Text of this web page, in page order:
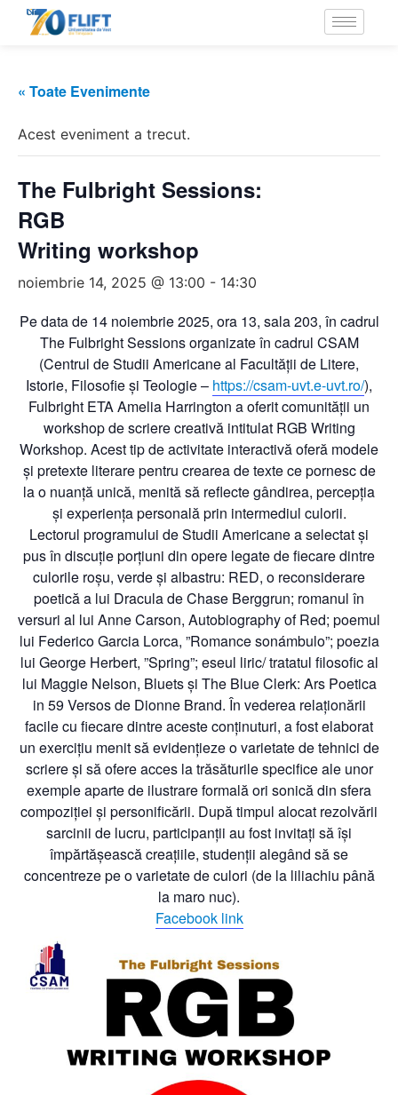
« Toate Evenimente
Acest eveniment a trecut.
The Fulbright Sessions:
RGB
Writing workshop
noiembrie 14, 2025 @ 13:00 - 14:30
Pe data de 14 noiembrie 2025, ora 13, sala 203, în cadrul
The Fulbright Sessions organizate în cadrul CSAM
(Centrul de Studii Americane al Facultății de Litere,
Istorie, Filosofie și Teologie – https://csam-uvt.e-uvt.ro/),
Fulbright ETA Amelia Harrington a oferit comunității un
workshop de scriere creativă intitulat RGB Writing
Workshop. Acest tip de activitate interactivă oferă modele
și pretexte literare pentru crearea de texte ce pornesc de
la o nuanță unică, menită să reflecte gândirea, percepția
și experiența personală prin intermediul culorii.
Lectorul programului de Studii Americane a selectat și
pus în discuție porțiuni din opere legate de fiecare dintre
culorile roșu, verde și albastru: RED, o reconsiderare
poetică a lui Dracula de Chase Berggrun; romanul în
versuri al lui Anne Carson, Autobiography of Red; poemul
lui Federico Garcia Lorca, ”Romance sonámbulo”; poezia
lui George Herbert, ”Spring”; eseul liric/ tratatul filosofic al
lui Maggie Nelson, Bluets și The Blue Clerk: Ars Poetica
in 59 Versos de Dionne Brand. În vederea relaționării
facile cu fiecare dintre aceste conținuturi, a fost elaborat
un exercițiu menit să evidențieze o varietate de tehnici de
scriere și să ofere acces la trăsăturile specifice ale unor
exemple aparte de ilustrare formală ori sonică din sfera
compoziției și personificării. După timpul alocat rezolvării
sarcinii de lucru, participanții au fost invitați să își
împărtășească creațiile, studenții alegând să se
concentreze pe o varietate de culori (de la liliachiu până
la maro nuc).
Facebook link